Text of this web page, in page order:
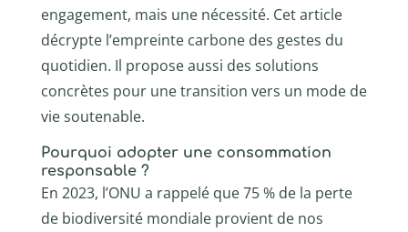
engagement, mais une nécessité. Cet article
décrypte l’empreinte carbone des gestes du
quotidien. Il propose aussi des solutions
concrètes pour une transition vers un mode de
vie soutenable.
Pourquoi adopter une consommation
responsable ?
En 2023, l’ONU a rappelé que 75 % de la perte
de biodiversité mondiale provient de nos